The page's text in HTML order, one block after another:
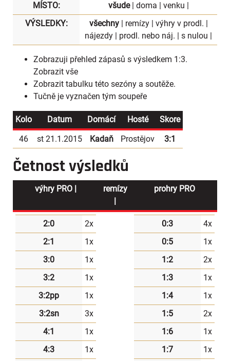
MÍSTO:
všude| doma | venku |
VÝSLEDKY:
všechny| remízy| výhry v prodl. |
nájezdy | prodl. nebo náj. | s nulou |
Zobrazuji přehled zápasů s výsledkem 1:3.
Zobrazit vše
Zobrazit tabulku této sezóny a soutěže.
Tučně je vyznačen tým soupeře
Kolo Datum Domácí Hosté
Skore
46
st 21.1.2015 Kadaň Prostějov 3:1
Četnost výsledků
výhry PRO |
remízy
|
prohry PRO
2:0
2x
2:1
1x
3:0
1x
3:2
1x
3:2pp
1x
3:2sn
3x
4:1
1x
4:3
1x
0:3
4x
0:5
1x
1:2
2x
1:3
1x
1:4
1x
1:5
2x
1:6
1x
1:7
1x